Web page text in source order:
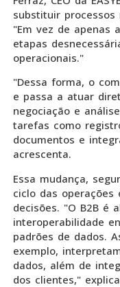
substituir
"Em vez de apenas
etapas
operacionais."
"Dessa forma, o
e passa a atuar
negociação e
tarefas como
documentos e
acrescenta.
Essa mudança,
ciclo das operações
decisões. "O B2B é
interoperabilidade
padrões de dados.
exemplo,
dados, além de
dos clientes,"